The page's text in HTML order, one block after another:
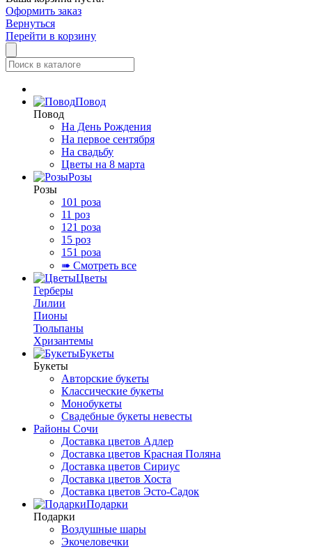
Оформить заказ
Вернуться
Перейти в корзину
Повод
Повод
На День Рождения
На первое сентября
На свадьбу
Цветы на 8 марта
Розы
Розы
101 роза
11 роз
121 роза
15 роз
151 роза
➠ Смотреть все
Цветы
Герберы
Лилии
Пионы
Тюльпаны
Хризантемы
Букеты
Букеты
Авторские букеты
Классические букеты
Монобукеты
Свадебные букеты невесты
Районы Сочи
Доставка цветов Адлер
Доставка цветов Красная Поляна
Доставка цветов Сириус
Доставка цветов Хоста
Доставка цветов Эсто-Садок
Подарки
Подарки
Воздушные шары
Экочеловечки